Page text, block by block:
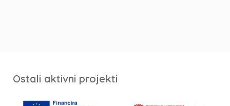
Ostali aktivni projekti